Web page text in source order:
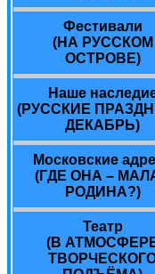
Фестивали
(НА РУССКОМ
ОСТРОВЕ)
Наше
(РУССКИЕ
ДЕКАБРЬ)
Московские
(ГДЕ ОНА –
РОДИНА?)
Театр
(В